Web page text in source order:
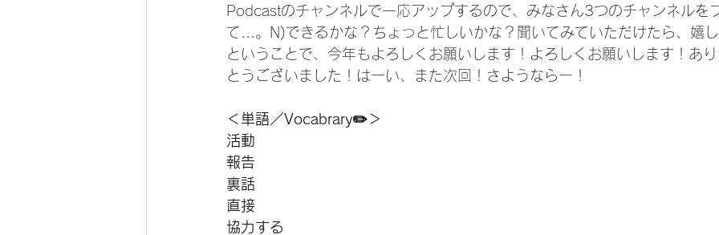
Podcastのチャンネルで一応アップするので、みなさん3つのチャンネルを
て...。N)できるかな？ちょっと忙しいかな？聞いてみていただけたら、嬉
ということで、今年もよろしくお願いします！よろしくお願いします！あ
とうございました！はーい、また次回！さようならー！
＜単語／Vocabrary✏️＞
活動
報告
裏話
直接
協力する